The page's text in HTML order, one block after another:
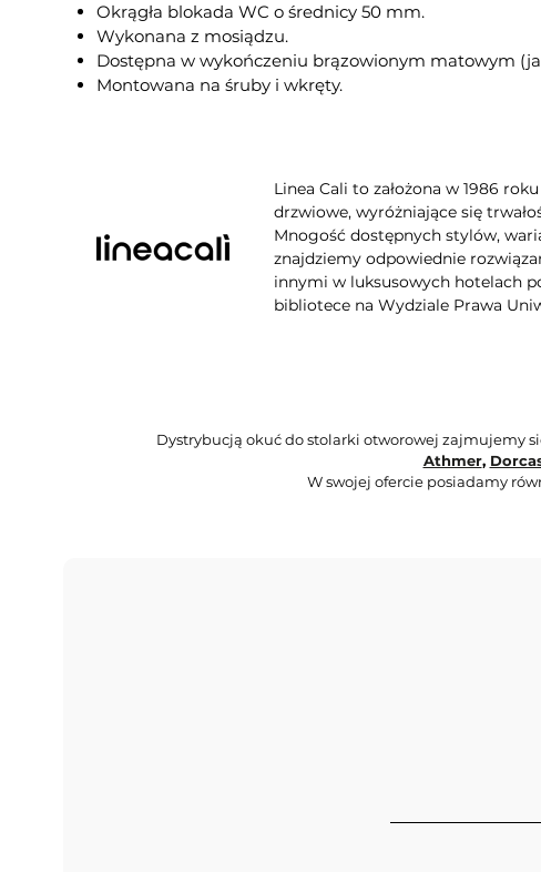
Okrągła blokada WC o średnicy 50 mm.
Wykonana z mosiądzu.
Dostępna w wykończeniu brązowionym matowym
Montowana na śruby i wkręty.
Linea Cali to założona w 1986
drzwiowe, wyróżniające się
Mnogość dostępnych stylów,
znajdziemy odpowiednie
innymi w luksusowych hotelach
bibliotece na Wydziale Prawa
Dystrybucją okuć do stolarki otworowej zajmujemy
Athmer,
W swojej ofercie posiadamy